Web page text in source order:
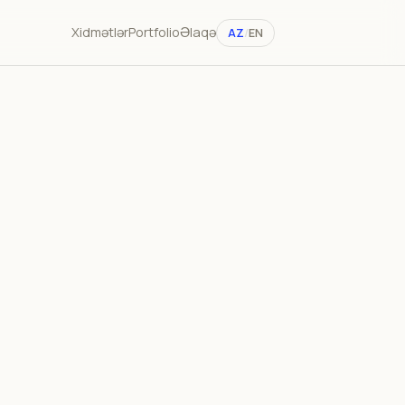
XidmətlərPortfolioƏlaqə AZ/EN